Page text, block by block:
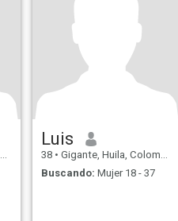
Luis
38 • Gigante, Huila, Colombia
Buscando: Mujer 18 - 37